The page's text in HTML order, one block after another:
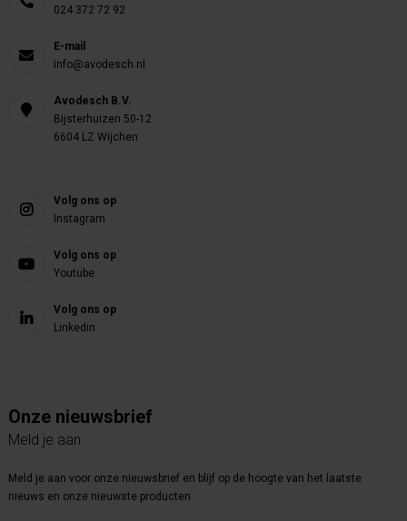
024 372 72 92
E-mail
info@avodesch.nl
Avodesch B.V.
Bijsterhuizen 50-12
6604 LZ Wijchen
Volg ons op
Instagram
Volg ons op
Youtube
Volg ons op
Linkedin
Onze nieuwsbrief
Meld je aan
Meld je aan voor onze nieuwsbrief en blijf op de hoogte van het laatste
nieuws en onze nieuwste producten.